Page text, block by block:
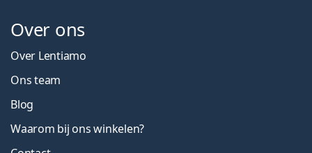
Over ons
Over Lentiamo
Ons team
Blog
Waarom bij ons winkelen?